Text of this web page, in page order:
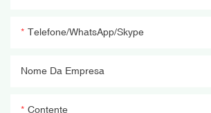
Telefone/WhatsApp/Skype
Nome Da Empresa
Contente